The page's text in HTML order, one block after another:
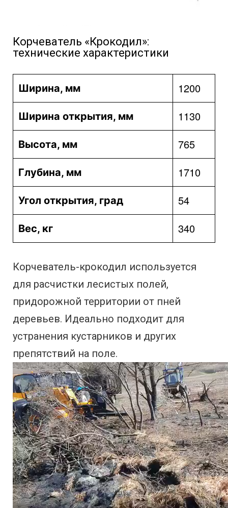
Корчеватель «Крокодил»:
технические характеристики
Ширина, мм 1200
Ширина открытия, мм 1130
Высота, мм 765
Глубина, мм 1710
Угол открытия, град 54
Вес, кг 340
Корчеватель-крокодил используется
для расчистки лесистых полей,
придорожной территории от пней
деревьев. Идеально подходит для
устранения кустарников и других
препятствий на поле.